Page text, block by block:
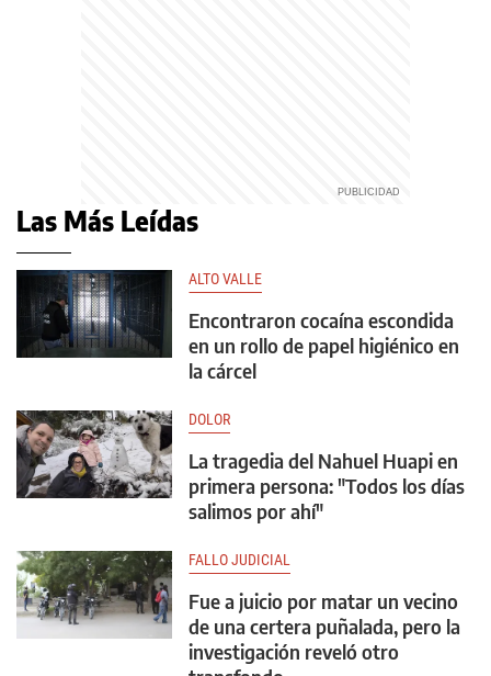
Las Más Leídas
ALTO VALLE
Encontraron cocaína escondida
en un rollo de papel higiénico en
la cárcel
DOLOR
La tragedia del Nahuel Huapi en
primera persona: "Todos los días
salimos por ahí"
FALLO JUDICIAL
Fue a juicio por matar un vecino
de una certera puñalada, pero la
investigación reveló otro